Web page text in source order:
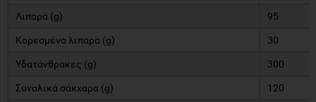
Λιπαρά (g) 95
Κορεσμένα λιπαρά (g) 30
Υδατάνθρακες (g) 300
Συνολικά σάκχαρα (g) 120